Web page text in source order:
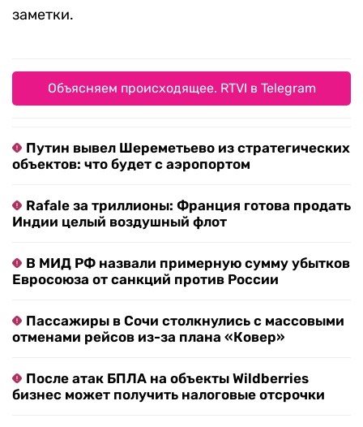
заметки.
Объясняем происходящее. RTVI в Telegram
Путин вывел Шереметьево из стратегических
объектов: что будет с аэропортом
Rafale за триллионы: Франция готова продать
Индии целый воздушный флот
В МИД РФ назвали примерную сумму убытков
Евросоюза от санкций против России
Пассажиры в Сочи столкнулись с массовыми
отменами рейсов из-за плана «Ковер»
После атак БПЛА на объекты Wildberries
бизнес может получить налоговые отсрочки